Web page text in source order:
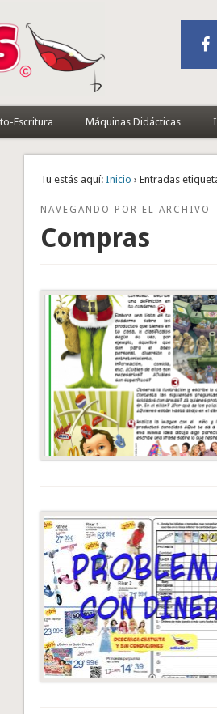
Escritura Máquinas Didácticas
Tu estás aquí: Inicio › Entradas
NAVEGANDO POR EL ARCHIVO
Compras